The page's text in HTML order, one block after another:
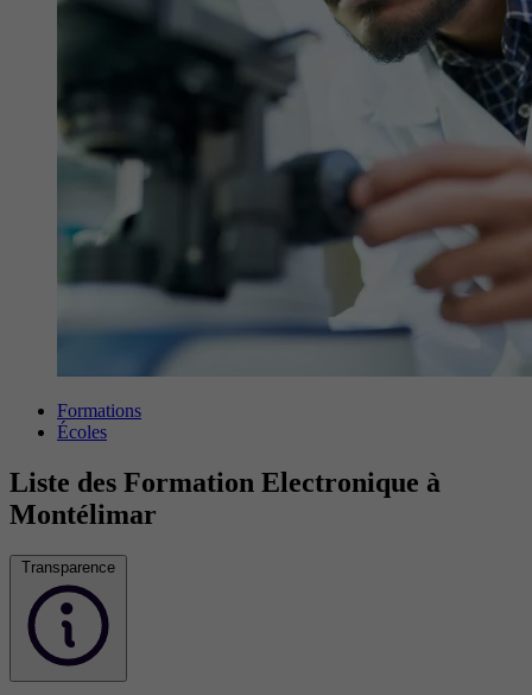
Formations
Écoles
Liste des Formation Electronique à
Montélimar
Transparence